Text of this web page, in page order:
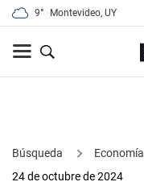
9° Montevideo, UY
Búsqueda Economía
24 de octubre de 2024